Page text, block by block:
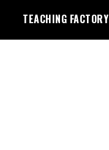
TEACHING FACTORY